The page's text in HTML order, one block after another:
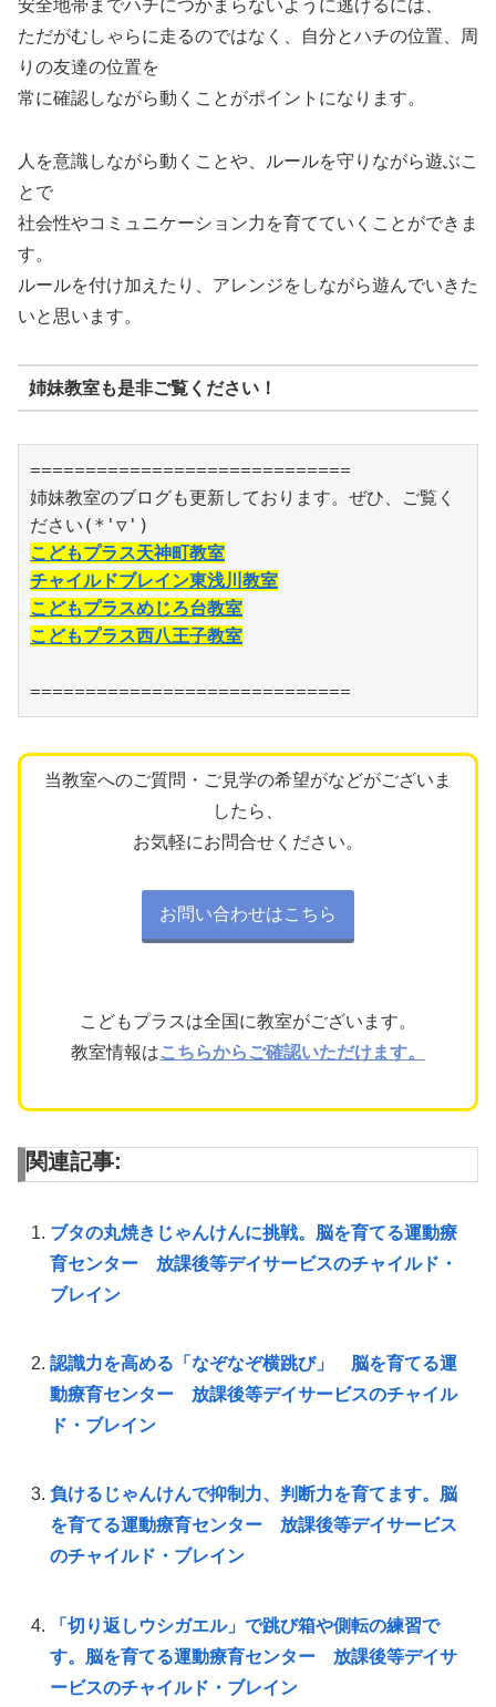
安全地帯までハチにつかまらないように逃げるには、
ただがむしゃらに走るのではなく、自分とハチの位置、周
りの友達の位置を
常に確認しながら動くことがポイントになります。
人を意識しながら動くことや、ルールを守りながら遊ぶこ
とで
社会性やコミュニケーション力を育てていくことができま
す。
ルールを付け加えたり、アレンジをしながら遊んでいきた
いと思います。
姉妹教室も是非ご覧ください！
=============================
姉妹教室のブログも更新しております。ぜひ、ご覧く
こどもプラス天神町教室
チャイルドブレイン東浅川教室
こどもプラスめじろ台教室
こどもプラス西八王子教室
=============================
当教室へのご質問・ご見学の希望がなどがございま
したら、
お気軽にお問合せください。
お問い合わせはこちら
こどもプラスは全国に教室がございます。
教室情報はこちらからご確認いただけます。
関連記事:
ブタの丸焼きじゃんけんに挑戦。脳を育てる運動療
育センター 放課後等デイサービスのチャイルド・
ブレイン
認識力を高める「なぞなぞ横跳び」 脳を育てる運
動療育センター 放課後等デイサービスのチャイル
ド・ブレイン
負けるじゃんけんで抑制力、判断力を育てます。脳
を育てる運動療育センター 放課後等デイサービス
のチャイルド・ブレイン
「切り返しウシガエル」で跳び箱や側転の練習で
す。脳を育てる運動療育センター 放課後等デイサ
ービスのチャイルド・ブレイン